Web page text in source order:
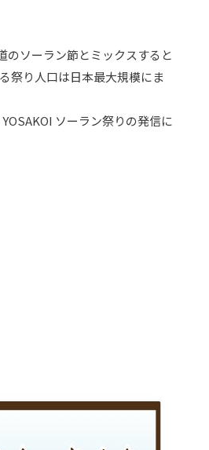
のソーラン節とミックスすると
祭り人口は日本最大規模にま
ソーラン祭りの発信に